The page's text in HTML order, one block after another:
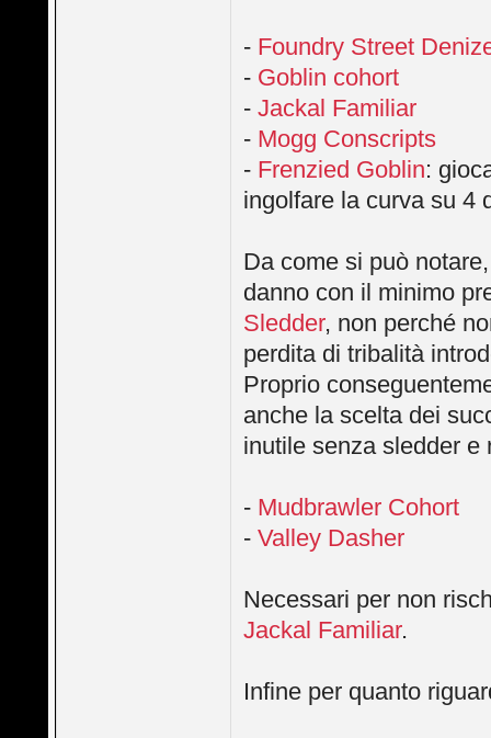
- Foundry Street
- Goblin cohort
-Jackal Familiar
- Mogg Conscripts
- Frenzied Goblin:
ingolfare la curva su 4
Da come si può
danno con il minimo
Sledder, non perché
perdita di tribalità
Proprio
anche la scelta dei
inutile senza sledder e
- Mudbrawler Cohort
-Valley Dasher
Necessari per non
Jackal Familiar.
Infine per quanto